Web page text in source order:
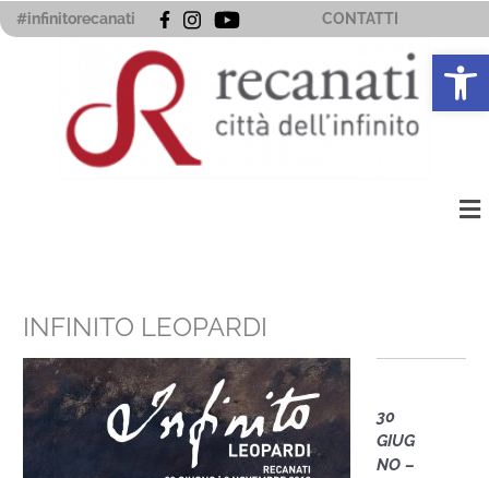
Vai
al
#infinitorecanati CONTATTI
INFINITO LEOPARDI
30
GIUG
NO –
Apri la